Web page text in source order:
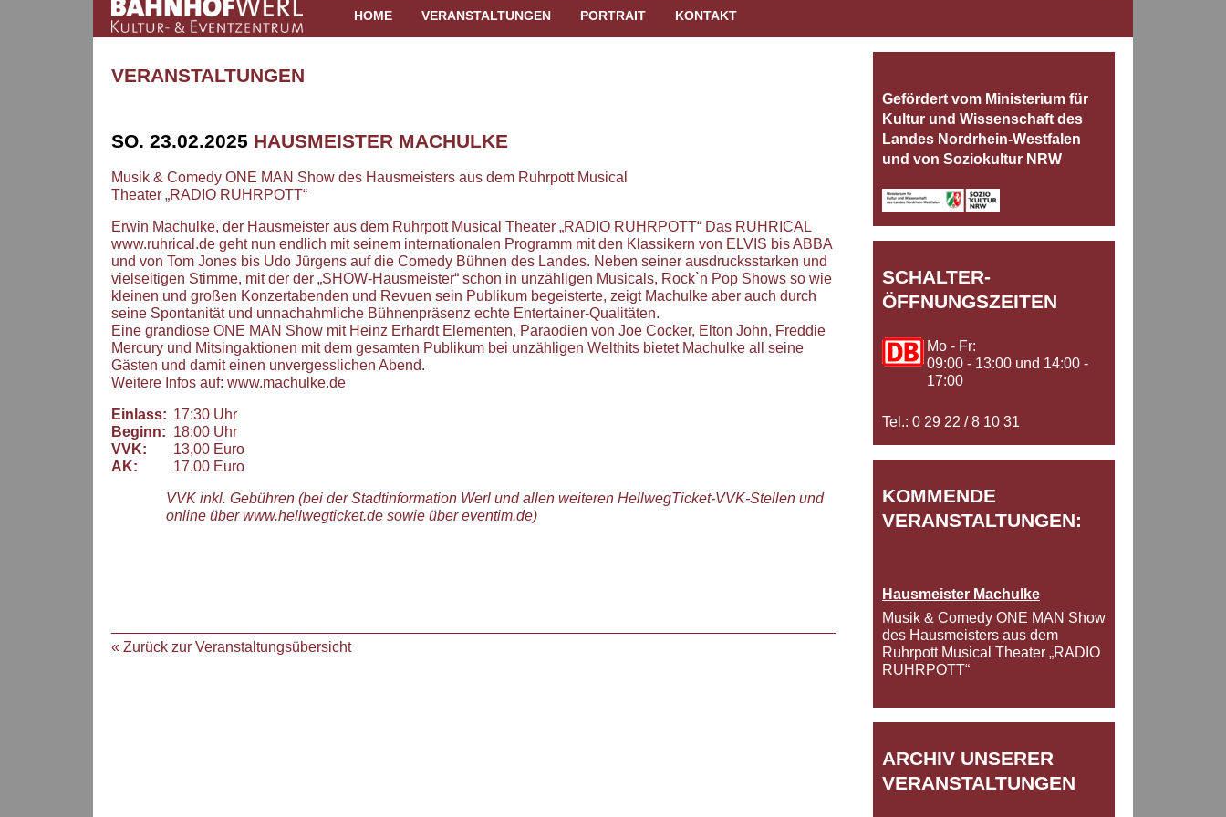
HOME VERANSTALTUNGEN PORTRAIT KONTAKT
VERANSTALTUNGEN
SO. 23.02.2025 HAUSMEISTER MACHULKE
Musik & Comedy ONE MAN Show des Hausmeisters aus dem Ruhrpott Musical
Theater „RADIO RUHRPOTT“
Erwin Machulke, der Hausmeister aus dem Ruhrpott Musical Theater „RADIO RUHRPOTT“ Das RUHRICAL
www.ruhrical.de geht nun endlich mit seinem internationalen Programm mit den Klassikern von ELVIS bis ABBA
und von Tom Jones bis Udo Jürgens auf die Comedy Bühnen des Landes. Neben seiner ausdrucksstarken und
vielseitigen Stimme, mit der der „SHOW-Hausmeister“ schon in unzähligen Musicals, Rock`n Pop Shows so wie
kleinen und großen Konzertabenden und Revuen sein Publikum begeisterte, zeigt Machulke aber auch durch
seine Spontanität und unnachahmliche Bühnenpräsenz echte Entertainer-Qualitäten.
Eine grandiose ONE MAN Show mit Heinz Erhardt Elementen, Paraodien von Joe Cocker, Elton John, Freddie
Mercury und Mitsingaktionen mit dem gesamten Publikum bei unzähligen Welthits bietet Machulke all seine
Gästen und damit einen unvergesslichen Abend.
Weitere Infos auf: www.machulke.de
Einlass: 17:30 Uhr
Beginn: 18:00 Uhr
VVK:
13,00 Euro
AK:
17,00 Euro
VVK inkl. Gebühren (bei der Stadtinformation Werl und allen weiteren HellwegTicket-VVK-Stellen und
online über www.hellwegticket.de sowie über eventim.de)
« Zurück zur Veranstaltungsübersicht
Gefördert vom Ministerium für
Kultur und Wissenschaft des
Landes Nordrhein‐Westfalen
und von Soziokultur NRW
SCHALTER-
ÖFFNUNGSZEITEN
Mo - Fr:
09:00 - 13:00 und 14:00 -
17:00
Tel.: 0 29 22 / 8 10 31
KOMMENDE
VERANSTALTUNGEN:
Hausmeister Machulke
Musik & Comedy ONE MAN Show
des Hausmeisters aus dem
Ruhrpott Musical Theater „RADIO
RUHRPOTT“
ARCHIV UNSERER
VERANSTALTUNGEN